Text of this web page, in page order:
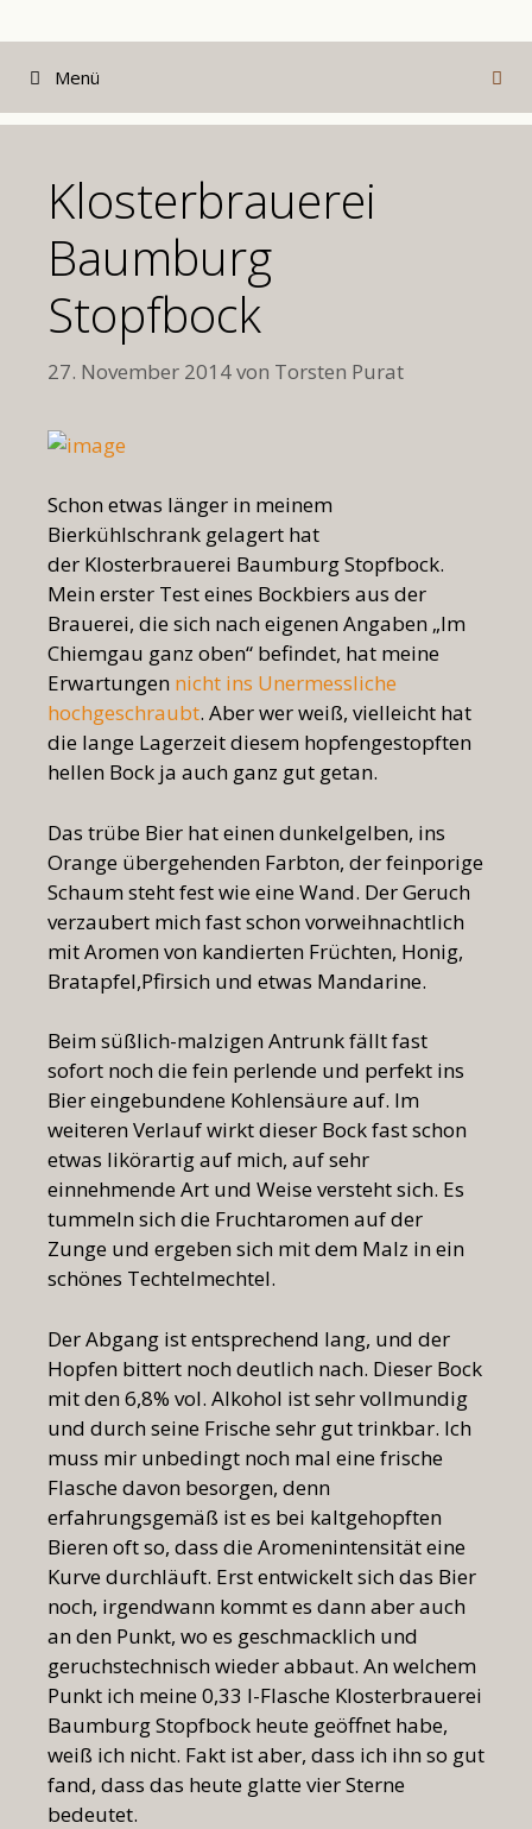
Zum
Inhalt
Menü
Klosterbrauerei
Baumburg
Stopfbock
27. November 2014von Torsten Purat
Schon etwas länger in meinem
Bierkühlschrank gelagert hat
der Klosterbrauerei Baumburg Stopfbock.
Mein erster Test eines Bockbiers aus der
Brauerei, die sich nach eigenen Angaben „Im
Chiemgau ganz oben“ befindet, hat meine
Erwartungen nicht ins Unermessliche
hochgeschraubt. Aber wer weiß, vielleicht hat
die lange Lagerzeit diesem hopfengestopften
hellen Bock ja auch ganz gut getan.
Das trübe Bier hat einen dunkelgelben, ins
Orange übergehenden Farbton, der feinporige
Schaum steht fest wie eine Wand. Der Geruch
verzaubert mich fast schon vorweihnachtlich
mit Aromen von kandierten Früchten, Honig,
Bratapfel,Pfirsich und etwas Mandarine.
Beim süßlich-malzigen Antrunk fällt fast
sofort noch die fein perlende und perfekt ins
Bier eingebundene Kohlensäure auf. Im
weiteren Verlauf wirkt dieser Bock fast schon
etwas likörartig auf mich, auf sehr
einnehmende Art und Weise versteht sich. Es
tummeln sich die Fruchtaromen auf der
Zunge und ergeben sich mit dem Malz in ein
schönes Techtelmechtel.
Der Abgang ist entsprechend lang, und der
Hopfen bittert noch deutlich nach. Dieser Bock
mit den 6,8% vol. Alkohol ist sehr vollmundig
und durch seine Frische sehr gut trinkbar. Ich
muss mir unbedingt noch mal eine frische
Flasche davon besorgen, denn
erfahrungsgemäß ist es bei kaltgehopften
Bieren oft so, dass die Aromenintensität eine
Kurve durchläuft. Erst entwickelt sich das Bier
noch, irgendwann kommt es dann aber auch
an den Punkt, wo es geschmacklich und
geruchstechnisch wieder abbaut. An welchem
Punkt ich meine 0,33 l-Flasche Klosterbrauerei
Baumburg Stopfbock heute geöffnet habe,
weiß ich nicht. Fakt ist aber, dass ich ihn so gut
fand, dass das heute glatte vier Sterne
bedeutet.